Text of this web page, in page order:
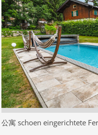
公寓 schoen eingerichtete